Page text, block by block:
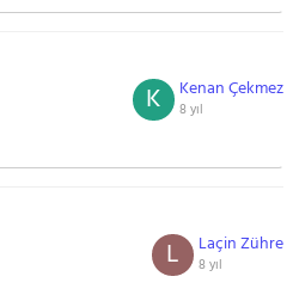
Kenan Çekmez
8 yıl
K
Laçin Zühre
8 yıl
L